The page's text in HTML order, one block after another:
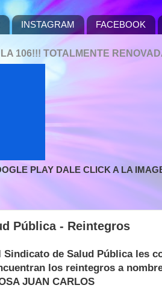
INSTAGRAM FACEBOOK
106!!! TOTALMENTE
PLAY DALE CLICK A LA
Pública - Reintegros
Sindicato de Salud Pública les
los reintegros a
JUAN CARLOS